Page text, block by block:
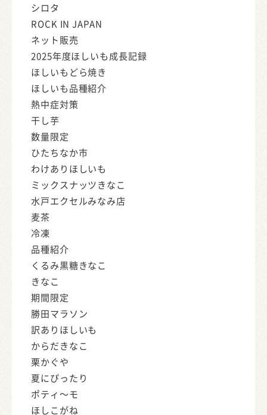
シロタ
ROCK IN JAPAN
ネット販売
2025年度ほしいも成長記録
ほしいもどら焼き
ほしいも品種紹介
熱中症対策
干し芋
数量限定
ひたちなか市
わけありほしいも
ミックスナッツきなこ
水戸エクセルみなみ店
麦茶
冷凍
品種紹介
くるみ黒糖きなこ
きなこ
期間限定
勝田マラソン
訳ありほしいも
からだきなこ
栗かぐや
夏にぴったり
ポティ～モ
ほしこがね